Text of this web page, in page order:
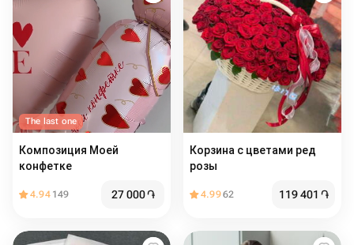
The last one
Композиция Моей
конфетке
4.94 149 27 000֏
Корзина с цветами ред
розы
4.9962 119 401 ֏